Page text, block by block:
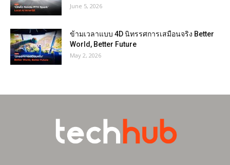
June 5, 2026
ข้ามเวลาแบบ 4D นิทรรศการเสมือนจริง Better
World, Better Future
May 2, 2026